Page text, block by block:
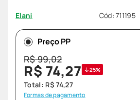
Elani Cód:711195
Preço PP
R$99,02
R$ 74,27 25%
Total: R$ 74,27
Formas de pagamento